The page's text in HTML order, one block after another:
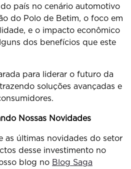
país no cenário automotivo
do Polo de Betim, o foco em
e o impacto econômico
dos benefícios que este
para liderar o futuro da
soluções avançadas e
Nossas Novidades
as últimas novidades do setor
desse investimento no
blog no Blog Saga